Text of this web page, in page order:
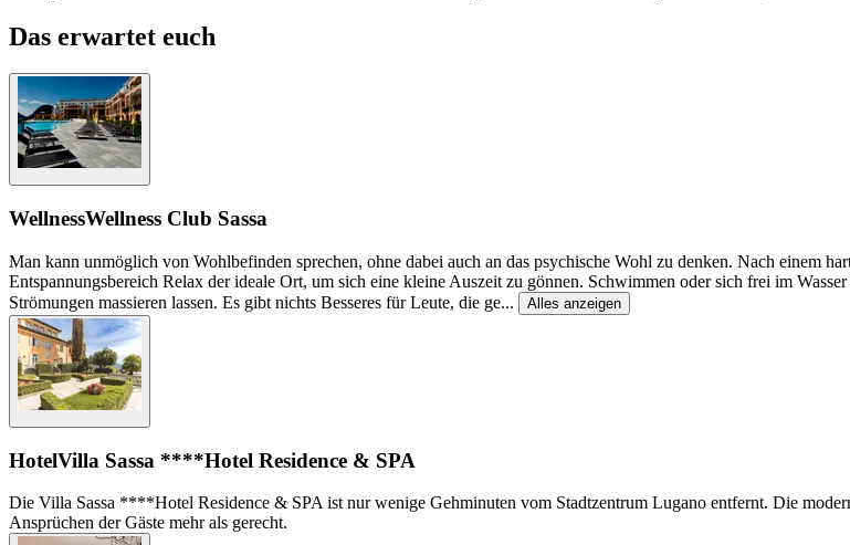
Das erwartet euch
WellnessWellness Club Sassa
Man kann unmöglich von Wohlbefinden sprechen, ohne dabei auch an das psychische Wohl zu denken. Nach einem
Entspannungsbereich Relax der ideale Ort, um sich eine kleine Auszeit zu gönnen. Schwimmen oder sich frei im
Strömungen massieren lassen. Es gibt nichts Besseres für Leute, die ge... Alles anzeigen
HotelVilla Sassa ****Hotel Residence & SPA
Die Villa Sassa ****Hotel Residence & SPA ist nur wenige Gehminuten vom Stadtzentrum Lugano entfernt. Die
Ansprüchen der Gäste mehr als gerecht.